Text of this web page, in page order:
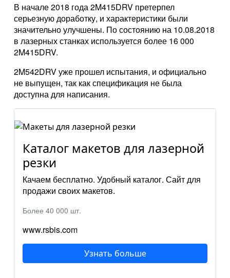
В начале 2018 года 2M415DRV претерпел
серьезную доработку, и характеристики были
значительно улучшены. По состоянию на 10.08.2018
в лазерных станках используется более 16 000
2M415DRV.
2M542DRV уже прошел испытания, и официально
не выпущен, так как спецификация не была
доступна для написания.
Каталог макетов для лазерной
резки
Качаем бесплатно. Удобный каталог. Сайт для
продажи своих макетов.
Более 40 000 шт.
www.rsbis.com
Узнать больше